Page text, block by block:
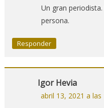
Un gran
persona.
Responder
Igor Hevia
abril 13, 2021 a las